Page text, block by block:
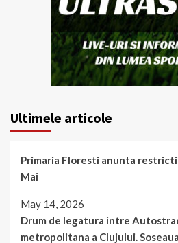
Ultimele articole
Primaria Floresti anunta
Mai
May 14, 2026
Drum de legatura intre
metropolitana a Clujului.